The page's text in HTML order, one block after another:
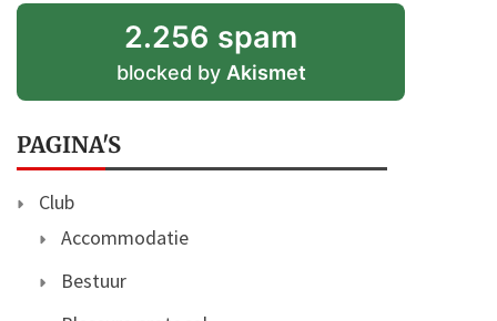
2.256 spam
blocked by Akismet
PAGINA'S
Club
Accommodatie
Bestuur